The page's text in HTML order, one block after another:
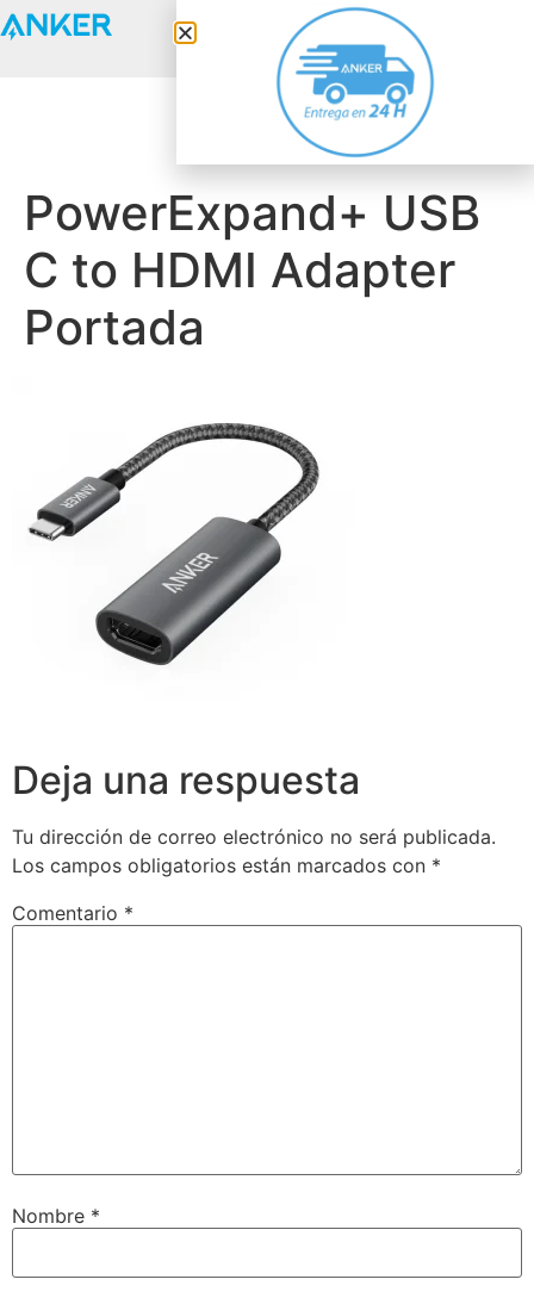
PowerExpand+ USB
C to HDMI Adapter
Portada
Deja una respuesta
Tu dirección de correo electrónico no será publicada.
Los campos obligatorios están marcados con *
Comentario *
Nombre *